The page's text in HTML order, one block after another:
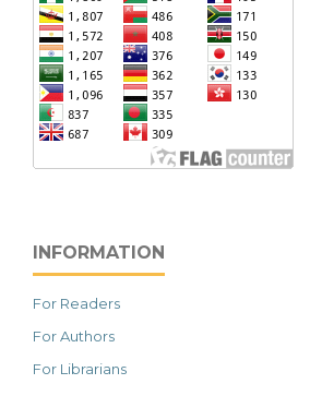
INFORMATION
For Readers
For Authors
For Librarians